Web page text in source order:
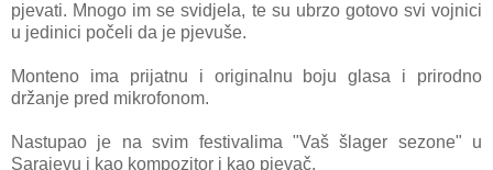
pjevati. Mnogo im se svidjela, te su ubrzo gotovo svi vojnici
u jedinici počeli da je pjevuše.
Monteno ima prijatnu i originalnu boju glasa i prirodno
držanje pred mikrofonom.
Nastupao je na svim festivalima "Vaš šlager sezone" u
Sarajevu i kao kompozitor i kao pjevač.